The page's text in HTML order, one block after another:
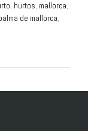
, hurtos, mallorca,
de mallorca,